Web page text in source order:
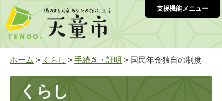
支援機能メニュー
ホーム > くらし > 手続き・証明 > 国民年金独自の制度
くらし